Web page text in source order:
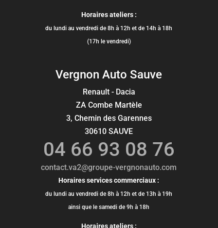
Horaires ateliers :
du lundi au vendredi de 8h à 12h et de 14h à 18h
(17h le vendredi)
Vergnon Auto Sauve
Renault - Dacia
ZA Combe Martèle
3, Chemin des Garennes
30610 SAUVE
04 66 93 08 76
contact.va2@groupe-vergnonauto.com
Horaires services commerciaux :
du lundi au vendredi de 8h à 12h et de 13h à 19h
ainsi que le samedi de 9h à 18h
Horaires ateliers :